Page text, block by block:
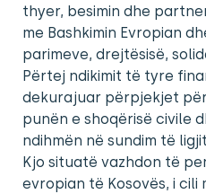
thyer, besimin dhe
me Bashkimin Evropian
parimeve, drejtësisë,
Përtej ndikimit të tyre
dekurajuar përpjekjet
punën e shoqërisë civile
ndihmën në sundim të
Kjo situatë vazhdon të
evropian të Kosovës, i